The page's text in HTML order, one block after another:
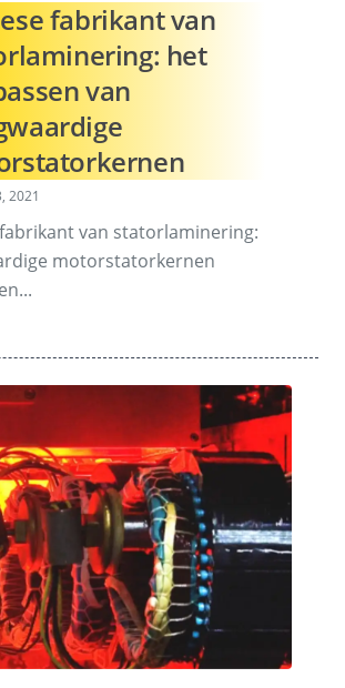
fabrikant van
het
van
2021
van statorlaminering:
motorstatorkernen